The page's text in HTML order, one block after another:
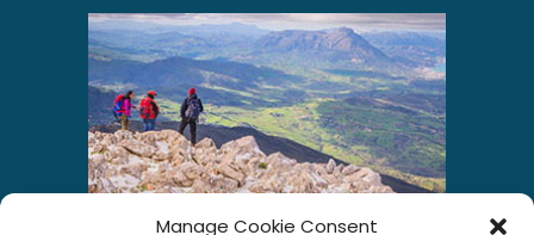
Manage Cookie Consent